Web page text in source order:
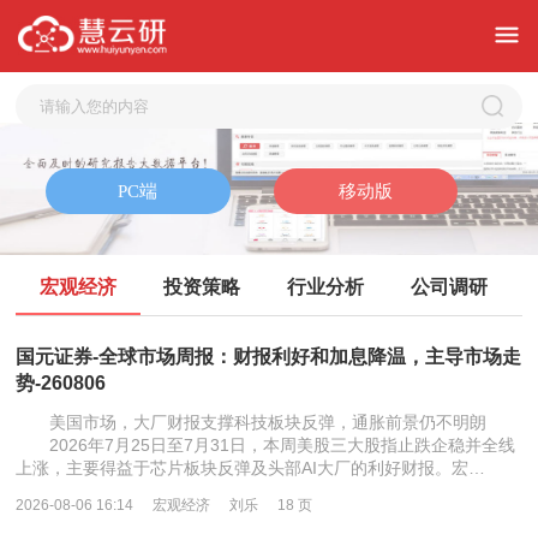
宏观经济 投资策略 行业分析 公司调研
国元证券-全球市场周报：财报利好和加息降温，主导市场走
势-260806
美国市场，大厂财报支撑科技板块反弹，通胀前景仍不明朗
2026年7月25日至7月31日，本周美股三大股指止跌企稳并全线
上涨，主要得益于芯片板块反弹及头部AI大厂的利好财报。宏…
2026-08-06 16:14 宏观经济 刘乐 18 页